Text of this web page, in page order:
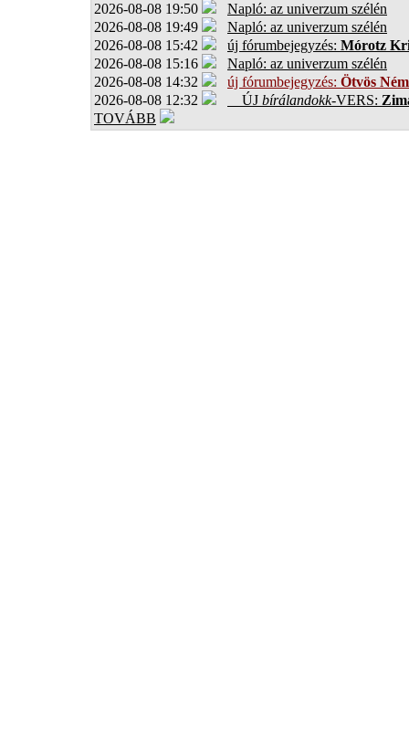
2026-08-08 19:50
Napló: az univerzum szélén
2026-08-08 19:49
Napló: az univerzum szélén
2026-08-08 15:42
új fórumbejegyzés: Mórotz
2026-08-08 15:16
Napló: az univerzum szélén
2026-08-08 14:32
új fórumbejegyzés: Ötvös
2026-08-08 12:32
ÚJ bírálandokk-VERS:
TOVÁBB